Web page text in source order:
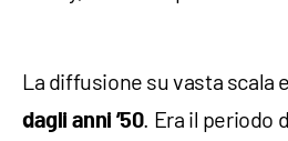
La diffusione su vasta scala
dagli anni ’50. Era il periodo